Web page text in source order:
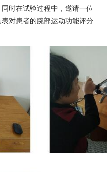
时在试验过程中，邀请一位
对患者的腕部运动功能评分